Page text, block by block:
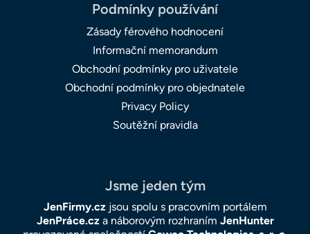
Podmínky používání
Zásady férového hodnocení
Informační memorandum
Obchodní podmínky pro uživatele
Obchodní podmínky pro objednatele
Privacy Policy
Soutěžní pravidla
Jsme jeden tým
JenFirmy.czjsou spolu s pracovním portálem
JenPráce.cza náborovým rozhraním JenHunter